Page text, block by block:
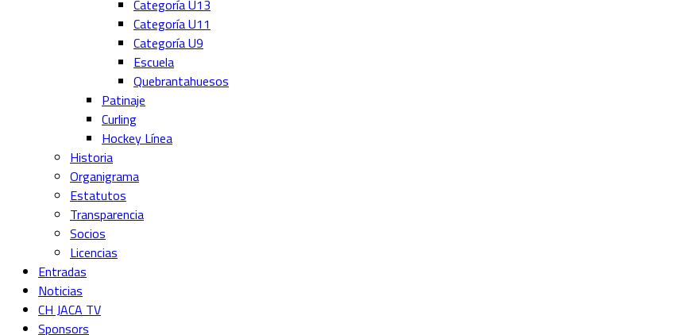
Categoría U13
Categoría U11
Categoría U9
Escuela
Quebrantahuesos
Patinaje
Curling
Hockey Línea
Historia
Organigrama
Estatutos
Transparencia
Socios
Licencias
Entradas
Noticias
CH JACA TV
Sponsors